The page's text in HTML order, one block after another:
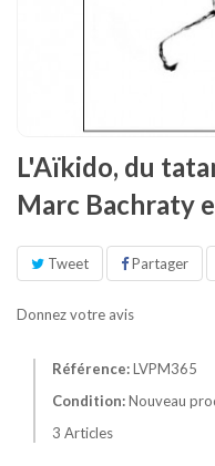
L'Aïkido, du
Marc Bachraty
Tweet Partager
Donnez votre avis
Référence:LVPM365
Condition:Nouveau
3 Articles